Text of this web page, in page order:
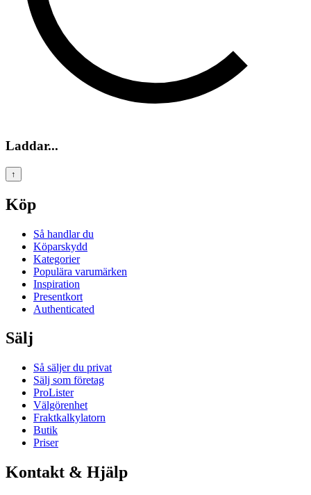
Laddar...
↑
Köp
Så handlar du
Köparskydd
Kategorier
Populära varumärken
Inspiration
Presentkort
Authenticated
Sälj
Så säljer du privat
Sälj som företag
ProLister
Välgörenhet
Fraktkalkylatorn
Butik
Priser
Kontakt & Hjälp